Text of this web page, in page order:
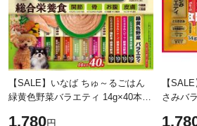
【SALE】いなば ちゅ～るごはん
緑黄色野菜バラエティ 14g×40本
1,780円
【
さみバ